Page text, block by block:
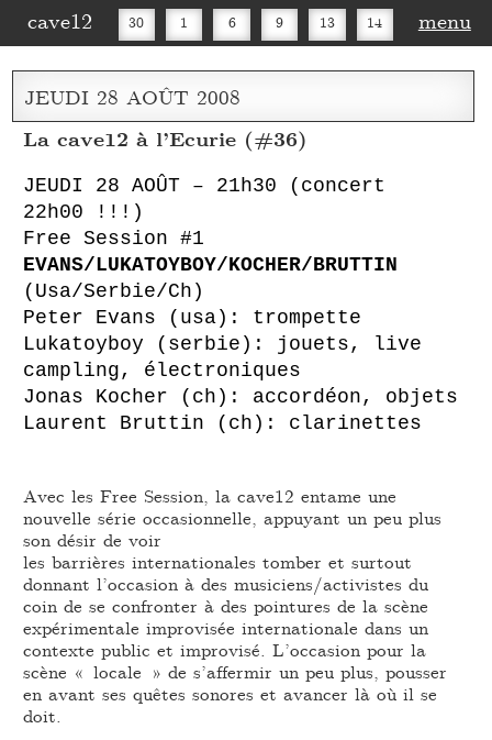
cave12 30 1 6 9 13 14
16 20 27 30
menu
JEUDI 28 AOÛT 2008
La cave12 à l’Ecurie (#36)
JEUDI 28 AOÛT – 21h30 (concert
22h00 !!!)
Free Session #1
EVANS/LUKATOYBOY/KOCHER/BRUTTIN
(Usa/Serbie/Ch)
Peter Evans (usa): trompette
Lukatoyboy (serbie): jouets, live
campling, électroniques
Jonas Kocher (ch): accordéon, objets
Laurent Bruttin (ch): clarinettes
Avec les Free Session, la cave12 entame une
nouvelle série occasionnelle, appuyant un peu plus
son désir de voir
les barrières internationales tomber et surtout
donnant l’occasion à des musiciens/activistes du
coin de se confronter à des pointures de la scène
expérimentale improvisée internationale dans un
contexte public et improvisé. L’occasion pour la
scène « locale » de s’affermir un peu plus, pousser
en avant ses quêtes sonores et avancer là où il se
doit.